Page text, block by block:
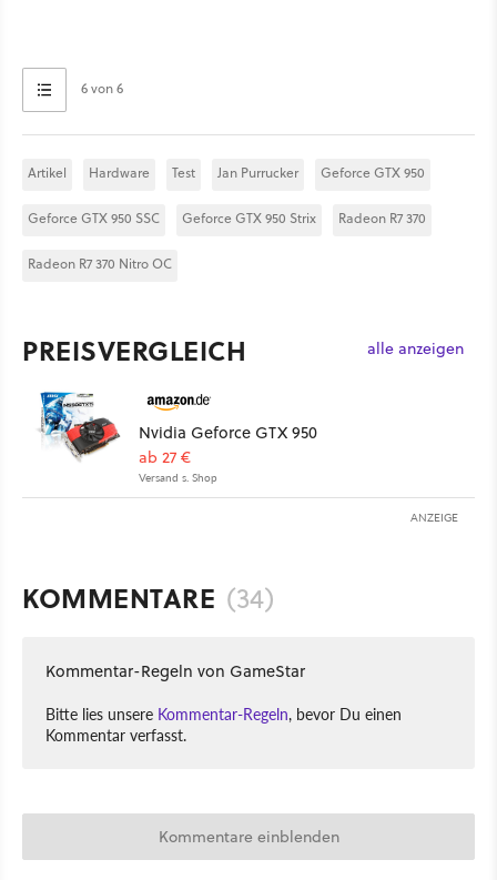
6 von 6
Artikel Hardware Test Jan Purrucker Geforce GTX 950
Geforce GTX 950 SSC Geforce GTX 950 Strix Radeon R7 370
Radeon R7 370 Nitro OC
PREISVERGLEICH alle anzeigen
Nvidia Geforce GTX 950
ab 27 €
Versand s. Shop
ANZEIGE
KOMMENTARE (34)
Kommentar-Regeln von GameStar
Bitte lies unsere Kommentar-Regeln, bevor Du einen
Kommentar verfasst.
Kommentare einblenden